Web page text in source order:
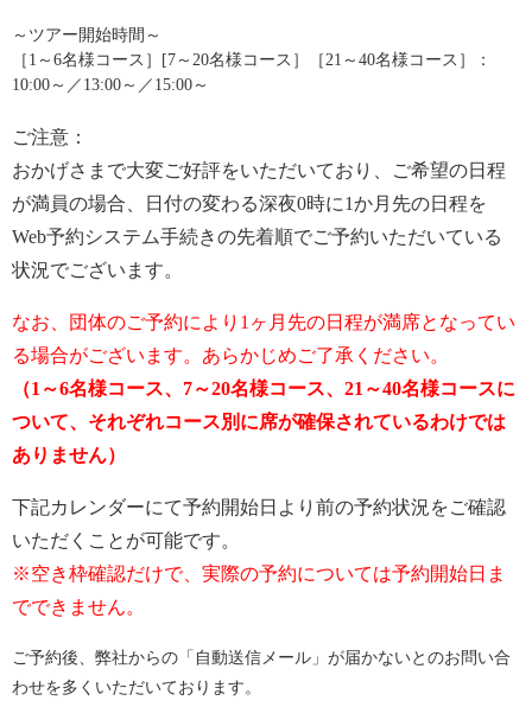
～ツアー開始時間～
［1～6名様コース］[7～20名様コース］［21～40名様コース］：
10:00～／13:00～／15:00～
ご注意：
おかげさまで大変ご好評をいただいており、ご希望の日程
が満員の場合、日付の変わる深夜0時に1か月先の日程を
Web予約システム手続きの先着順でご予約いただいている
状況でございます。
なお、団体のご予約により1ヶ月先の日程が満席となってい
る場合がございます。あらかじめご了承ください。
（1～6名様コース、7～20名様コース、21～40名様コースに
ついて、それぞれコース別に席が確保されているわけでは
ありません）
下記カレンダーにて予約開始日より前の予約状況をご確認
いただくことが可能です。
※空き枠確認だけで、実際の予約については予約開始日ま
でできません。
ご予約後、弊社からの「自動送信メール」が届かないとのお問い合
わせを多くいただいております。